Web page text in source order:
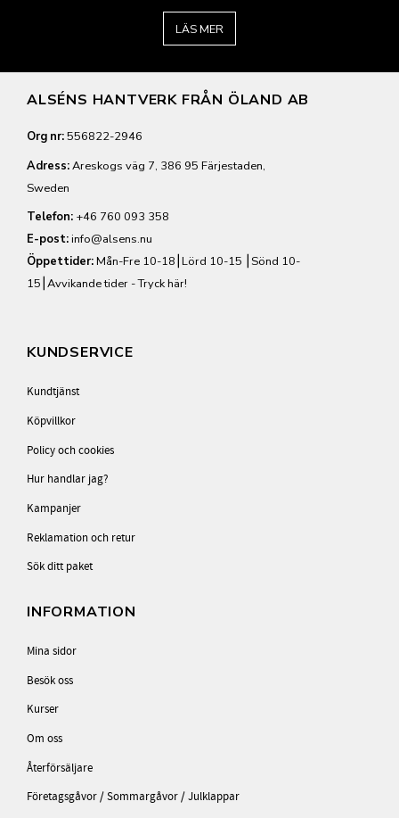
LÄS MER
ALSÉNS HANTVERK FRÅN ÖLAND AB
Org nr:556822-2946
Adress:Areskogs väg 7, 386 95 Färjestaden,
Sweden
Telefon: +46 760 093 358
E-post:info@alsens.nu
Öppettider:Mån-Fre 10-18⎮Lörd 10-15 ⎮Sönd 10-
15⎮ Avvikande tider - Tryck här!
KUNDSERVICE
Kundtjänst
Köpvillkor
Policy och cookies
Hur handlar jag?
Kampanjer
Reklamation och retur
Sök ditt paket
INFORMATION
Mina sidor
Besök oss
Kurser
Om oss
Återförsäljare
Företagsgåvor / Sommargåvor / Julklappar